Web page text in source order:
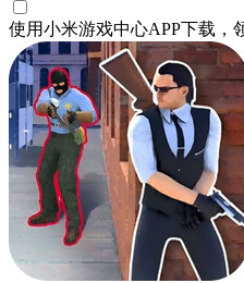
使用小米游戏中心APP下载 ，